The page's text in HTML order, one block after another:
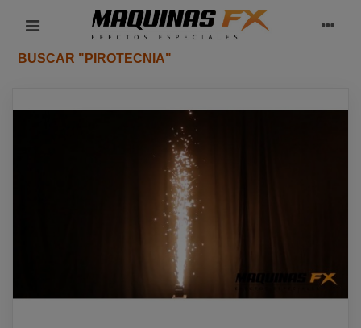
BUSCAR "PIROTECNIA"